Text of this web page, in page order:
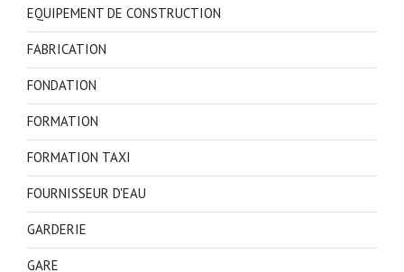
EQUIPEMENT DE CONSTRUCTION
FABRICATION
FONDATION
FORMATION
FORMATION TAXI
FOURNISSEUR D'EAU
GARDERIE
GARE